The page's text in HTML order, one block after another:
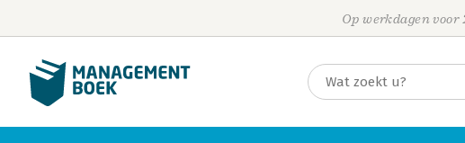
Op werkdagen